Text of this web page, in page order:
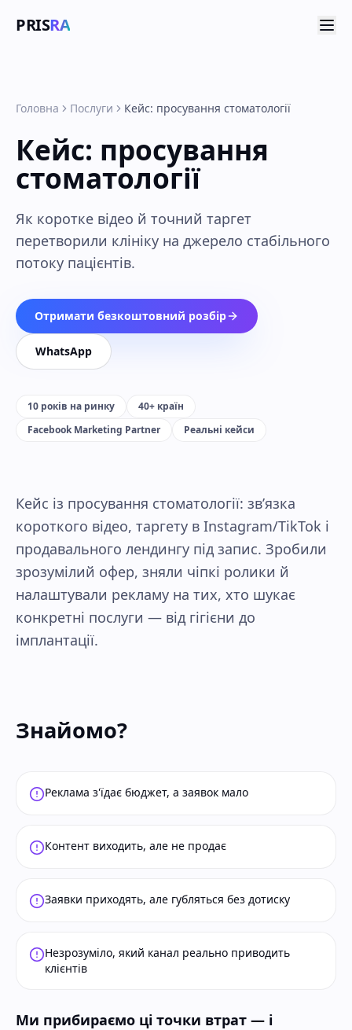
PRISRA
Головна Послуги Кейс: просування стоматології
Кейс: просування
стоматології
Як коротке відео й точний таргет
перетворили клініку на джерело стабільного
потоку пацієнтів.
Отримати безкоштовний розбір
WhatsApp
10 років на ринку
40+ країн
Facebook Marketing Partner
Реальні кейси
Кейс із просування стоматології: звʼязка
короткого відео, таргету в Instagram/TikTok і
продавального лендингу під запис. Зробили
зрозумілий офер, зняли чіпкі ролики й
налаштували рекламу на тих, хто шукає
конкретні послуги — від гігієни до
імплантації.
Знайомо?
Реклама з'їдає бюджет, а заявок мало
Контент виходить, але не продає
Заявки приходять, але губляться без дотиску
Незрозуміло, який канал реально приводить
клієнтів
Ми прибираємо ці точки втрат — і